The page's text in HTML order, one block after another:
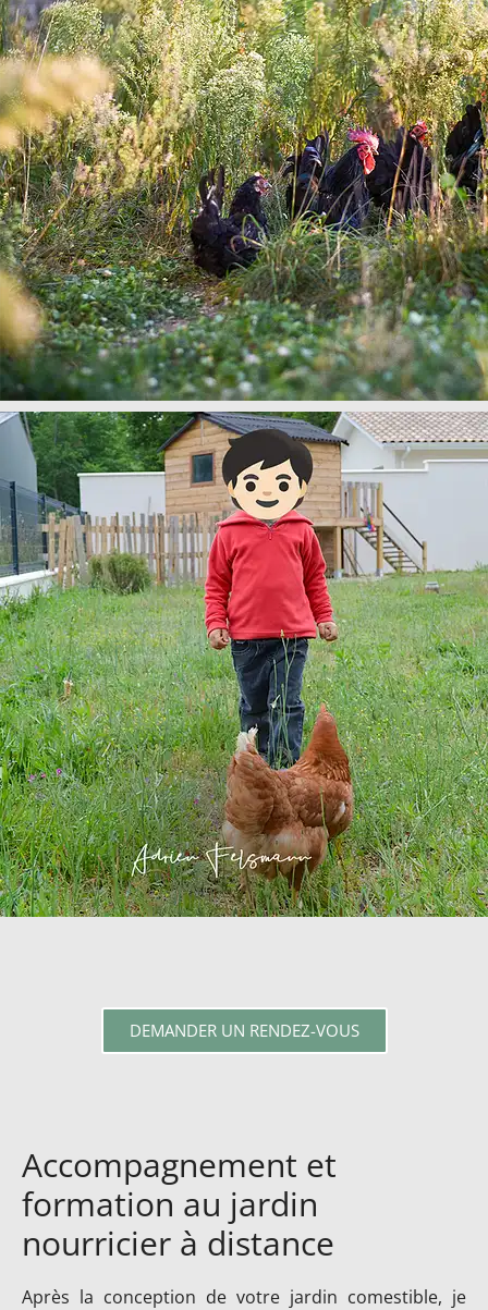
DEMANDER UN RENDEZ-VOUS
Accompagnement et
formation au jardin
nourricier à distance
Après la conception de votre jardin comestible, je